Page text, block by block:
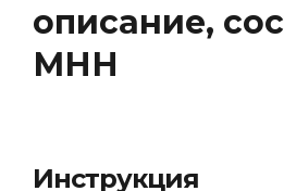
описание,
МНН
Инструкция